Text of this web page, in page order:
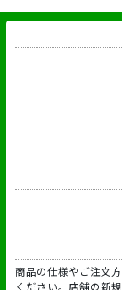
商品の仕様やご注文
ください。店舗の新